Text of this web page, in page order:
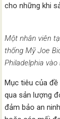
cho những khi
Một nhân viên
thống Mỹ Joe
Philadelphia
Mục tiêu của
qua sản lượng
đảm bảo an